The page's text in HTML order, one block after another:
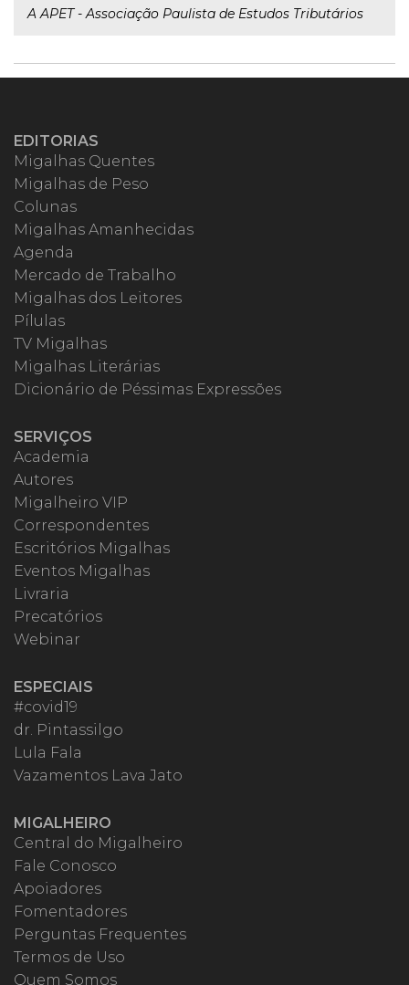
A APET - Associação Paulista de Estudos Tributários
EDITORIAS
Migalhas Quentes
Migalhas de Peso
Colunas
Migalhas Amanhecidas
Agenda
Mercado de Trabalho
Migalhas dos Leitores
Pílulas
TV Migalhas
Migalhas Literárias
Dicionário de Péssimas Expressões
SERVIÇOS
Academia
Autores
Migalheiro VIP
Correspondentes
Escritórios Migalhas
Eventos Migalhas
Livraria
Precatórios
Webinar
ESPECIAIS
#covid19
dr. Pintassilgo
Lula Fala
Vazamentos Lava Jato
MIGALHEIRO
Central do Migalheiro
Fale Conosco
Apoiadores
Fomentadores
Perguntas Frequentes
Termos de Uso
Quem Somos